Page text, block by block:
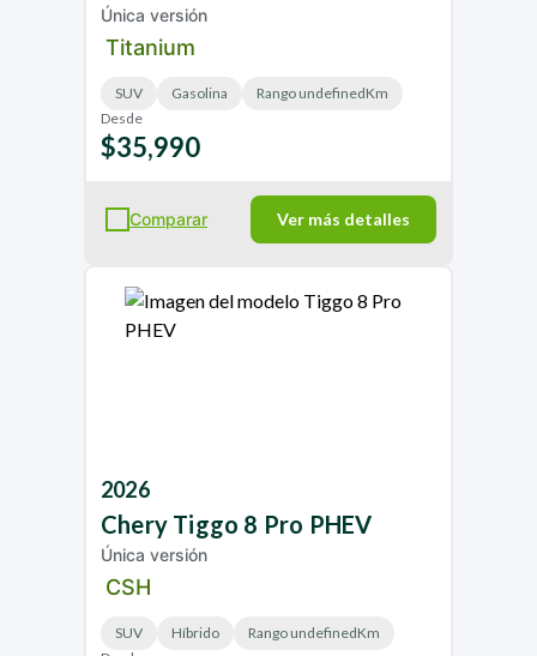
Única versión
Titanium
SUV Gasolina
Rango undefinedKm
Desde
$35,990
Comparar Ver más detalles
2026
Chery Tiggo 8 Pro PHEV
Única versión
CSH
SUV Híbrido
Rango undefinedKm